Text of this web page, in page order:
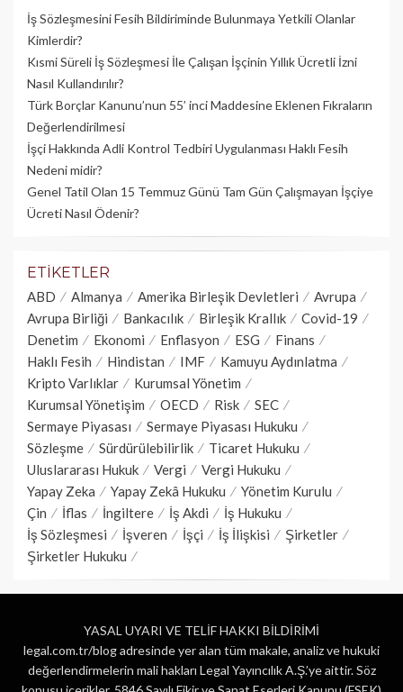
İş Sözleşmesini Fesih Bildiriminde Bulunmaya Yetkili Olanlar
Kimlerdir?
Kısmi Süreli İş Sözleşmesi İle Çalışan İşçinin Yıllık Üc­retli İzni
Nasıl Kullandırılır?
Türk Borçlar Kanunu’nun 55’ inci Maddesine Eklenen Fıkraların
Değerlendirilmesi
İşçi Hakkında Adli Kontrol Tedbiri Uygulanması Haklı Fesih
Nedeni midir?
Genel Tatil Olan 15 Temmuz Günü Tam Gün Çalışmayan İşçiye
Ücreti Nasıl Ödenir?
ETIKETLER
ABD Almanya Amerika Birleşik Devletleri
Avrupa
Avrupa Birliği
Bankacılık Birleşik Krallık
Covid-19
Denetim
Ekonomi Enflasyon ESG
Finans
Haklı Fesih
Hindistan IMF
Kamuyu Aydınlatma
Kripto Varlıklar
Kurumsal Yönetim
Kurumsal Yönetişim
OECD Risk
SEC
Sermaye Piyasası
Sermaye Piyasası Hukuku
Sözleşme
Sürdürülebilirlik
Ticaret Hukuku
Uluslararası Hukuk
Vergi
Vergi Hukuku
Yapay Zeka
Yapay Zekâ Hukuku
Yönetim Kurulu
Çin
İflas İngiltere İş Akdi
İş Hukuku
İş Sözleşmesi
İşveren İşçi İş İlişkisi
Şirketler
Şirketler Hukuku
YASAL UYARI VE TELİF HAKKI BİLDİRİMİ
legal.com.tr/blog adresinde yer alan tüm makale, analiz ve hukuki
değerlendirmelerin mali hakları Legal Yayıncılık A.Ş.’ye aittir. Söz